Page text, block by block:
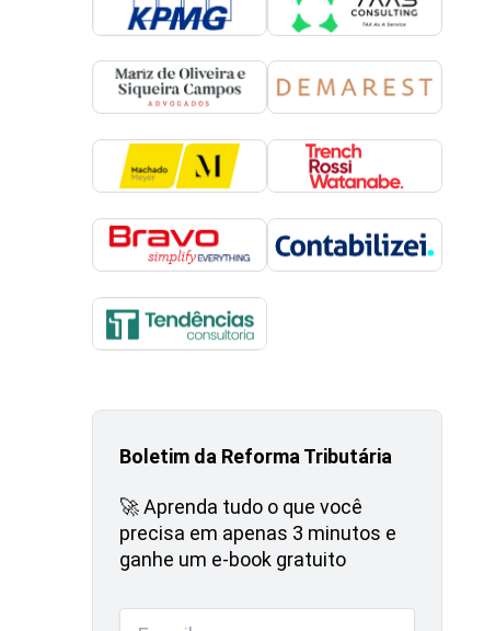
Boletim da Reforma Tributária
🚀 Aprenda tudo o que você
precisa em apenas 3 minutos e
ganhe um e-book gratuito